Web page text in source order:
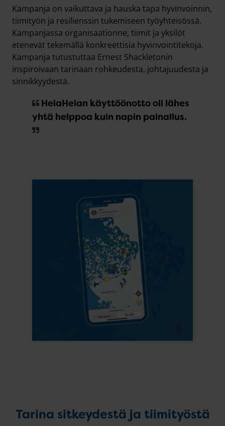
Kampanja on vaikuttava ja hauska tapa hyvinvoinnin,
tiimityön ja resilienssin tukemiseen työyhteisössä.
Kampanjassa organisaationne, tiimit ja yksilöt
etenevät tekemällä konkreettisia hyvinvointitekoja.
Kampanja tutustuttaa Ernest Shackletonin
inspiroivaan tarinaan rohkeudesta, johtajuudesta ja
sinnikkyydestä.
HeiaHeian käyttöönotto oli lähes
yhtä helppoa kuin napin painallus.
Tarina sitkeydestä ja tiimityöstä